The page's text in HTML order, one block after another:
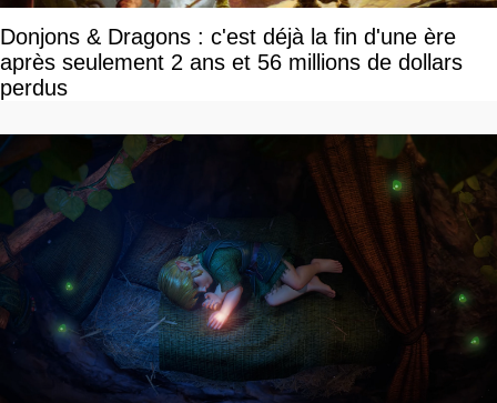
Donjons & Dragons : c'est déjà la fin d'une ère
après seulement 2 ans et 56 millions de dollars
perdus